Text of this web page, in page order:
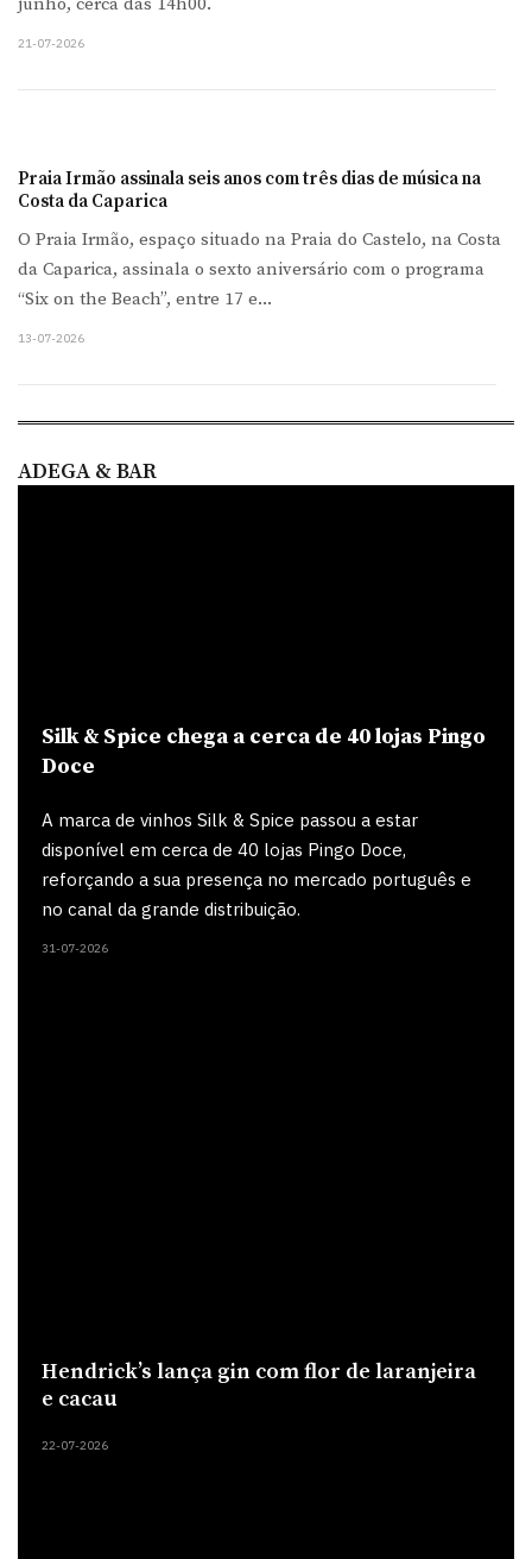
21-07-2026
Praia Irmão assinala seis anos com três dias de música na
Costa da Caparica
O Praia Irmão, espaço situado na Praia do Castelo, na Costa
da Caparica, assinala o sexto aniversário com o programa
“Six on the Beach”, entre 17 e...
13-07-2026
ADEGA & BAR
Silk & Spice chega a cerca de 40 lojas Pingo
Doce
A marca de vinhos Silk & Spice passou a estar
disponível em cerca de 40 lojas Pingo Doce,
reforçando a sua presença no mercado português e
no canal da grande distribuição.
31-07-2026
Hendrick’s lança gin com flor de laranjeira
e cacau
22-07-2026